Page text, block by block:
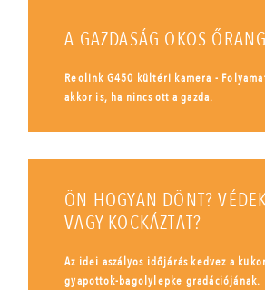
A GAZDASÁG OKOS
Reolink G450 kültéri kamera -
akkor is, ha nincs ott a gazda.
ÖN HOGYAN DÖNT?
VAGY KOCKÁZTAT?
Az idei aszályos időjárás kedvez a
gyapottok-bagolylepke gradációjának.